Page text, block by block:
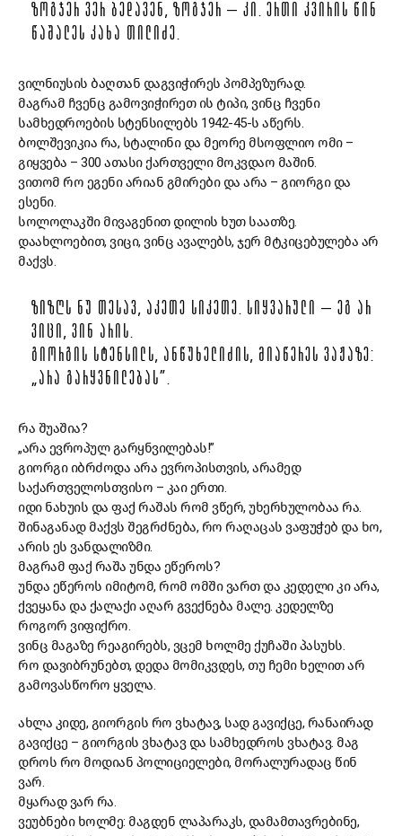
ᲖᲝᲒᲯᲔᲠ ᲕᲔᲠ ᲑᲔᲓᲐᲕᲔᲜ, ᲖᲝᲒᲯᲔᲠ – ᲙᲘ. ᲔᲠᲗᲘ ᲙᲕᲘᲠᲘᲡ ᲬᲘᲜ
ᲬᲐᲨᲐᲚᲔᲡ ᲙᲐᲮᲐ ᲗᲘᲚᲘᲫᲔ.
ვილნიუსის ბაღთან დაგვიჭირეს პომპეზურად.
მაგრამ ჩვენც გამოვიჭირეთ ის ტიპი, ვინც ჩვენი
სამხედროების სტენსილებს 1942-45-ს აწერს.
ბოლშევიკია რა, სტალინი და მეორე მსოფლიო ომი –
გიყვება – 300 ათასი ქართველი მოკვდაო მაშინ.
ვითომ რო ეგენი არიან გმირები და არა – გიორგი და
ესენი.
სოლოლაკში მივაგენით დილის ხუთ საათზე.
დაახლოებით, ვიცი, ვინც ავალებს, ჯერ მტკიცებულება არ
მაქვს.
ᲖᲘᲖᲦᲡ ᲜᲣ ᲗᲔᲡᲐᲕ, ᲐᲙᲔᲗᲔ ᲡᲘᲙᲔᲗᲔ. ᲡᲘᲧᲕᲐᲠᲣᲚᲘ – ᲔᲒ ᲐᲠ
ᲕᲘᲪᲘ, ᲕᲘᲜ ᲐᲠᲘᲡ.
ᲒᲘᲝᲠᲒᲘᲡ ᲡᲢᲔᲜᲡᲘᲚᲡ, ᲐᲜᲬᲣᲮᲔᲚᲘᲫᲘᲡ, ᲛᲘᲐᲬᲔᲠᲔᲡ ᲕᲐᲟᲐᲖᲔ:
„ᲐᲠᲐ ᲒᲐᲠᲧᲕᲜᲘᲚᲔᲑᲐᲡ”.
რა შუაშია?
„არა ევროპულ გარყნვილებას!”
გიორგი იბრძოდა არა ევროპისთვის, არამედ
საქართველოსთვისო – კაი ერთი.
იდი ნახუის და ფაქ რაშას რომ ვწერ, უხერხულობაა რა.
შინაგანად მაქვს შეგრძნება, რო რაღაცას ვაფუჭებ და ხო,
არის ეს ვანდალიზმი.
მაგრამ ფაქ რაშა უნდა ეწეროს?
უნდა ეწეროს იმიტომ, რომ ომში ვართ და კედელი კი არა,
ქვეყანა და ქალაქი აღარ გვექნება მალე. კედელზე
როგორ ვიფიქრო.
ვინც მაგაზე რეაგირებს, ვცემ ხოლმე ქუჩაში პასუხს.
რო დავიბრუნებთ, დედა მომიკვდეს, თუ ჩემი ხელით არ
გამოვასწორო ყველა.
ახლა კიდე, გიორგის რო ვხატავ, სად გავიქცე, რანაირად
გავიქცე – გიორგის ვხატავ და სამხედროს ვხატავ. მაგ
დროს რო მოდიან პოლიციელები, მორალურადაც წინ
ვარ.
მყარად ვარ რა.
ვეუბნები ხოლმე: მაგდენ ლაპარაკს, დამამთავრებინე,